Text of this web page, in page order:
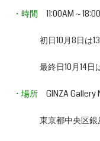
・時間 11:00AM～
初日10月8日は
最終日10月14日
・場所 GINZA Gallery
東京都中央区銀